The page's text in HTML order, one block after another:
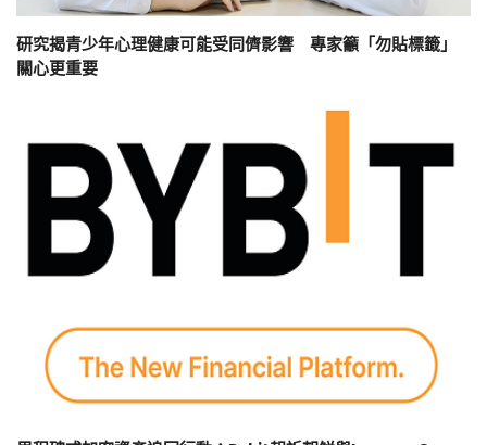
研究揭青少年心理健康可能受同儕影響 專家籲「勿貼標籤」
關心更重要